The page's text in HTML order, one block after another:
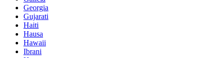
Georgia
Gujarati
Haiti
Hausa
Hawaii
Ibrani